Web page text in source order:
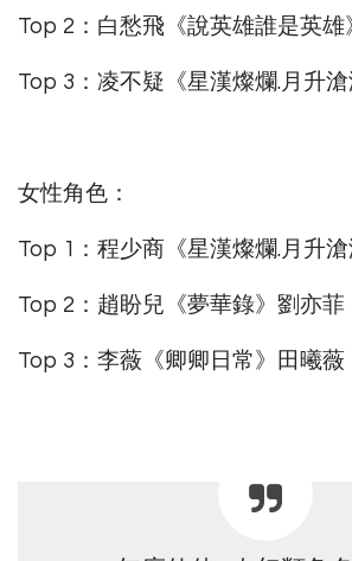
Top 2：白愁飛《說英雄誰是英雄
Top 3：凌不疑《星漢燦爛.月升
女性角色：
Top 1：程少商《星漢燦爛.月升
Top 2：趙盼兒《夢華錄》劉亦菲
Top 3：李薇《卿卿日常》田曦薇